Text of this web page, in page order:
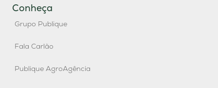
Conheça
Grupo Publique
Fala Carlão
Publique AgroAgência